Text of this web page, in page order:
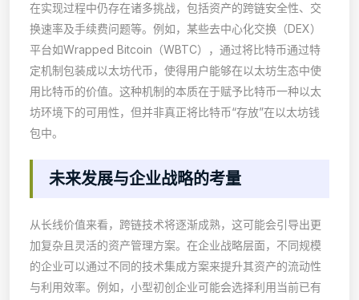
在实现过程中仍存在诸多挑战，包括资产的跨链安全性、交
换速率及手续费问题等。例如，某些去中心化交换（DEX）
平台如Wrapped Bitcoin（WBTC），通过将比特币通过特
定机制包装成以太坊代币，使得用户能够在以太坊生态中使
用比特币的价值。这种机制的本质在于赋予比特币一种以太
坊环境下的可用性，但并非真正将比特币“存放”在以太坊钱
包中。
未来发展与企业战略的考量
从长线价值来看，跨链技术将逐渐成熟，这可能会引导出更
加复杂且灵活的资产管理方案。在企业战略层面，不同规模
的企业可以通过不同的技术集成方案来提升其资产的流动性
与利用效率。例如，小型初创企业可能会选择利用当前已有